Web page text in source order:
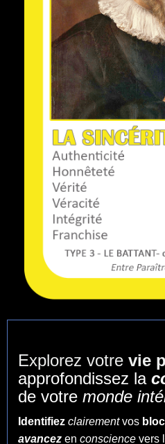
Explorez votre vie
approfondissez la
de votre monde
Identifiez clairementvos
avancez en conscience vers